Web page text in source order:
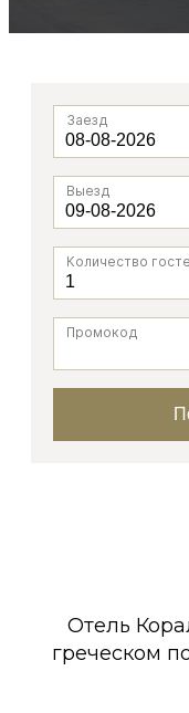
Отель
греческом